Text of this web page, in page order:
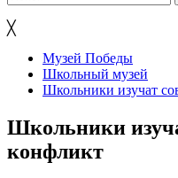
╳
Музей Победы
Школьный музей
Школьники изучат
Школьники
конфликт